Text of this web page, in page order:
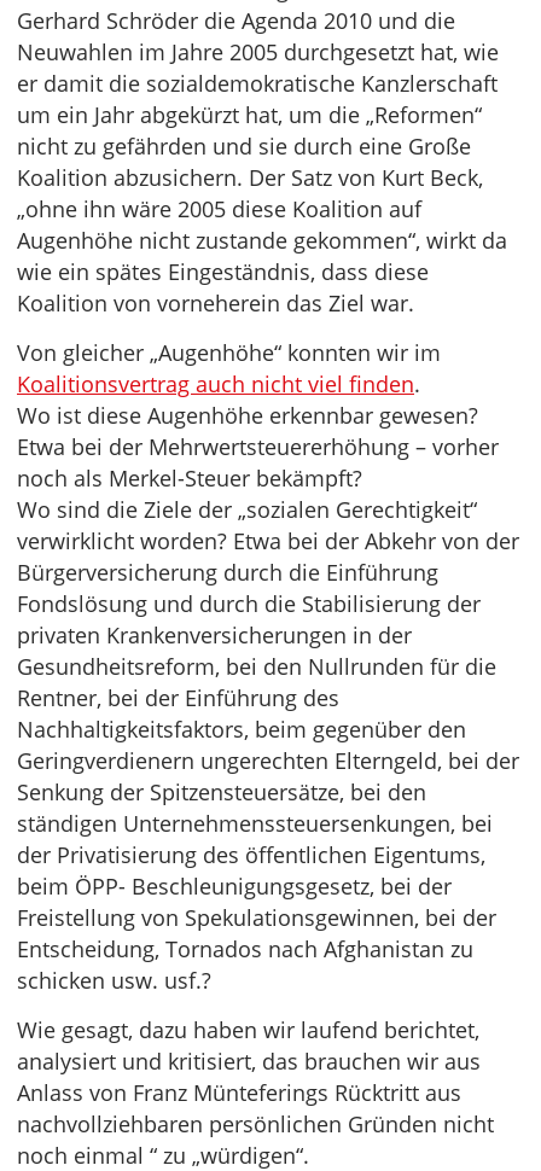
Gerhard Schröder die Agenda 2010 und die
Neuwahlen im Jahre 2005 durchgesetzt hat, wie
er damit die sozialdemokratische Kanzlerschaft
um ein Jahr abgekürzt hat, um die „Reformen“
nicht zu gefährden und sie durch eine Große
Koalition abzusichern. Der Satz von Kurt Beck,
„ohne ihn wäre 2005 diese Koalition auf
Augenhöhe nicht zustande gekommen“, wirkt da
wie ein spätes Eingeständnis, dass diese
Koalition von vorneherein das Ziel war.
Von gleicher „Augenhöhe“ konnten wir im
Koalitionsvertrag auch nicht viel finden.
Wo ist diese Augenhöhe erkennbar gewesen?
Etwa bei der Mehrwertsteuererhöhung – vorher
noch als Merkel-Steuer bekämpft?
Wo sind die Ziele der „sozialen Gerechtigkeit“
verwirklicht worden? Etwa bei der Abkehr von der
Bürgerversicherung durch die Einführung
Fondslösung und durch die Stabilisierung der
privaten Krankenversicherungen in der
Gesundheitsreform, bei den Nullrunden für die
Rentner, bei der Einführung des
Nachhaltigkeitsfaktors, beim gegenüber den
Geringverdienern ungerechten Elterngeld, bei der
Senkung der Spitzensteuersätze, bei den
ständigen Unternehmenssteuersenkungen, bei
der Privatisierung des öffentlichen Eigentums,
beim ÖPP- Beschleunigungsgesetz, bei der
Freistellung von Spekulationsgewinnen, bei der
Entscheidung, Tornados nach Afghanistan zu
schicken usw. usf.?
Wie gesagt, dazu haben wir laufend berichtet,
analysiert und kritisiert, das brauchen wir aus
Anlass von Franz Münteferings Rücktritt aus
nachvollziehbaren persönlichen Gründen nicht
noch einmal “ zu „würdigen“.